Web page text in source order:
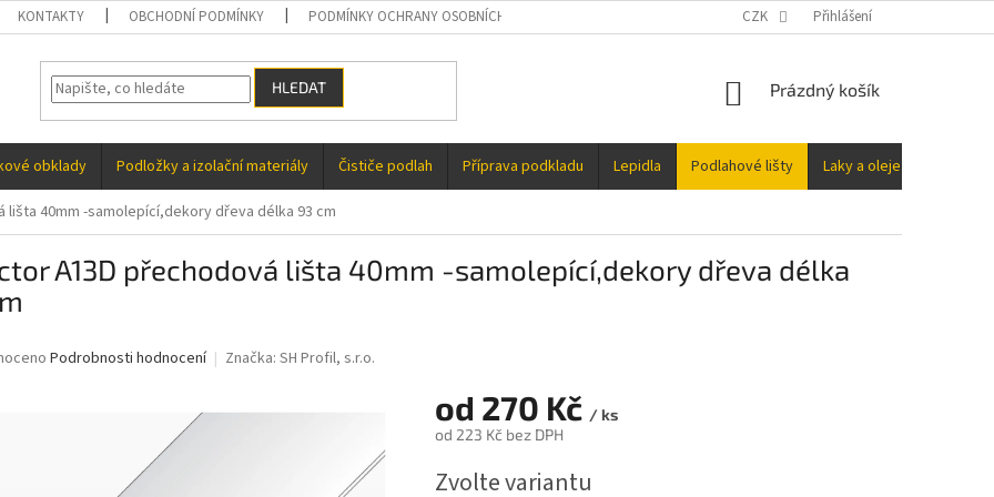
KONTAKTY OBCHODNÍ PODMÍNKY PODMÍNKY OCHRANY OSOBNÍCH ÚDAJŮ CZK Přihlášení
HLEDAT
NÁKUPNÍ
Prázdný košík
obklady Podložky a izolační materiály Čističe podlah Příprava podkladu Lepidla Podlahové lišty Laky a oleje
lišta 40mm -samolepící,dekory dřeva délka 93 cm
A13D přechodová lišta 40mm -samolepící,dekory dřeva délka
Podrobnosti hodnocení Značka: SH Profil, s.r.o.
od 270 Kč / ks
od 223 Kčbez DPH
cena:
Zvolte variantu